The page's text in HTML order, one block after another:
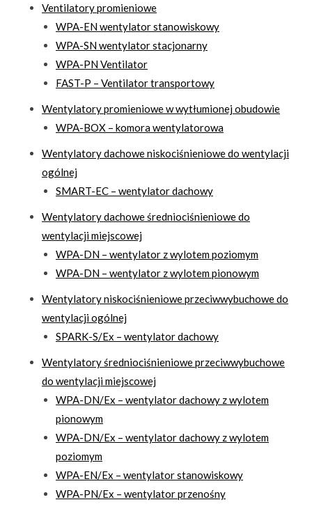
Ventilatory promieniowe
WPA-EN wentylator stanowiskowy
WPA-SN wentylator stacjonarny
WPA-PN Ventilator
FAST-P – Ventilator transportowy
Wentylatory promieniowe w wytłumionej obudowie
WPA-BOX – komora wentylatorowa
Wentylatory dachowe niskociśnieniowe do wentylacji
ogólnej
SMART-EC – wentylator dachowy
Wentylatory dachowe średniociśnieniowe do
wentylacji miejscowej
WPA-DN – wentylator z wylotem poziomym
WPA-DN – wentylator z wylotem pionowym
Wentylatory niskociśnieniowe przeciwwybuchowe do
wentylacji ogólnej
SPARK-S/Ex – wentylator dachowy
Wentylatory średniociśnieniowe przeciwwybuchowe
do wentylacji miejscowej
WPA-DN/Ex – wentylator dachowy z wylotem
pionowym
WPA-DN/Ex – wentylator dachowy z wylotem
poziomym
WPA-EN/Ex – wentylator stanowiskowy
WPA-PN/Ex – wentylator przenośny